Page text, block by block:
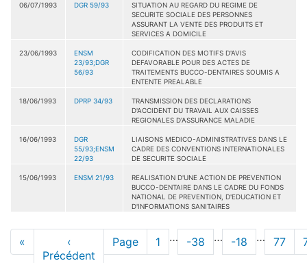
06/07/1993 DGR 59/93
SITUATION AU REGARD DU REGIME DE
SECURITE SOCIALE DES PERSONNES
ASSURANT LA VENTE DES PRODUITS ET
SERVICES A DOMICILE
23/06/1993
ENSM
23/93;DGR
56/93
CODIFICATION DES MOTIFS D'AVIS
DEFAVORABLE POUR DES ACTES DE
TRAITEMENTS BUCCO-DENTAIRES SOUMIS A
ENTENTE PREALABLE
18/06/1993 DPRP 34/93
TRANSMISSION DES DECLARATIONS
D'ACCIDENT DU TRAVAIL AUX CAISSES
REGIONALES D'ASSURANCE MALADIE
16/06/1993
DGR
55/93;ENSM
22/93
LIAISONS MEDICO-ADMINISTRATIVES DANS LE
CADRE DES CONVENTIONS INTERNATIONALES
DE SECURITE SOCIALE
15/06/1993 ENSM 21/93
REALISATION D'UNE ACTION DE PREVENTION
BUCCO-DENTAIRE DANS LE CADRE DU FONDS
NATIONAL DE PREVENTION, D'EDUCATION ET
D'INFORMATIONS SANITAIRES
Pagination
Première
page
«
Page
précédente
‹
Précédent
Page Page
1 … Page
-38 … Page
-18 … Page
77